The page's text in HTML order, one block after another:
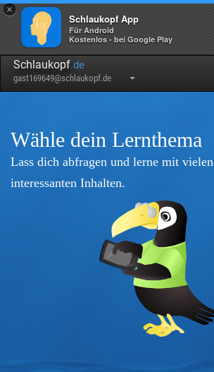
×
Schlaukopf App
Für Android
Kostenlos - bei Google Play
Schlaukopf.de
gast169649@schlaukopf.de
Wähle dein Lernthema
Lass dich abfragen und lerne mit vielen
interessanten Inhalten.